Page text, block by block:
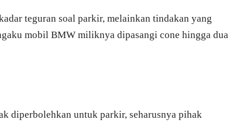
teguran soal parkir, melainkan tindakan yang
mobil BMW miliknya dipasangi cone hingga dua
diperbolehkan untuk parkir, seharusnya pihak